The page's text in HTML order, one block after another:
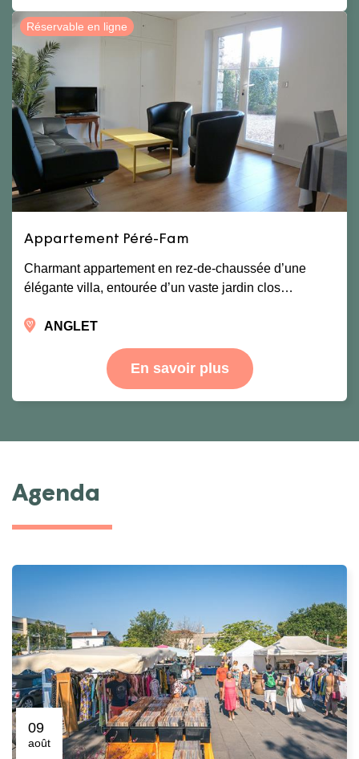
Réservable en ligne
Appartement Péré-Fam
Charmant appartement en rez-de-chaussée d’une
élégante villa, entourée d’un vaste jardin clos…
ANGLET
En savoir plus
Agenda
09
août